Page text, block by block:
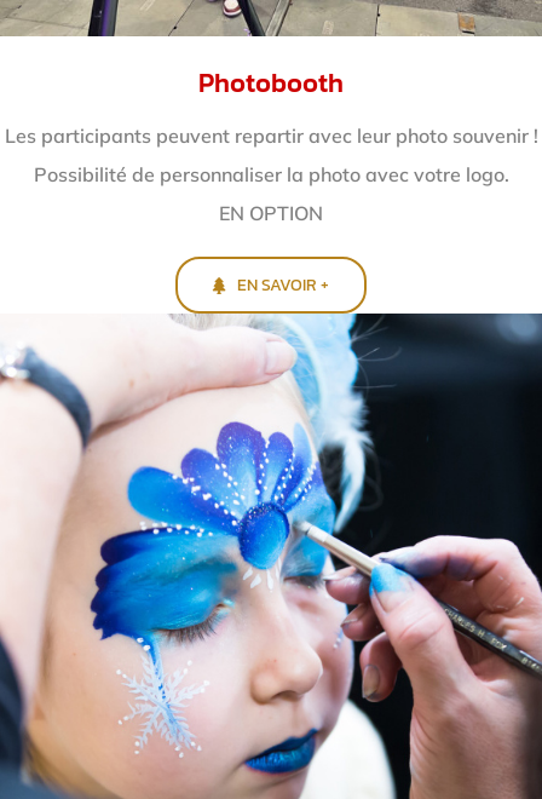
Photobooth
Les participants peuvent repartir avec leur photo souvenir !
Possibilité de personnaliser la photo avec votre logo.
EN OPTION
EN SAVOIR +